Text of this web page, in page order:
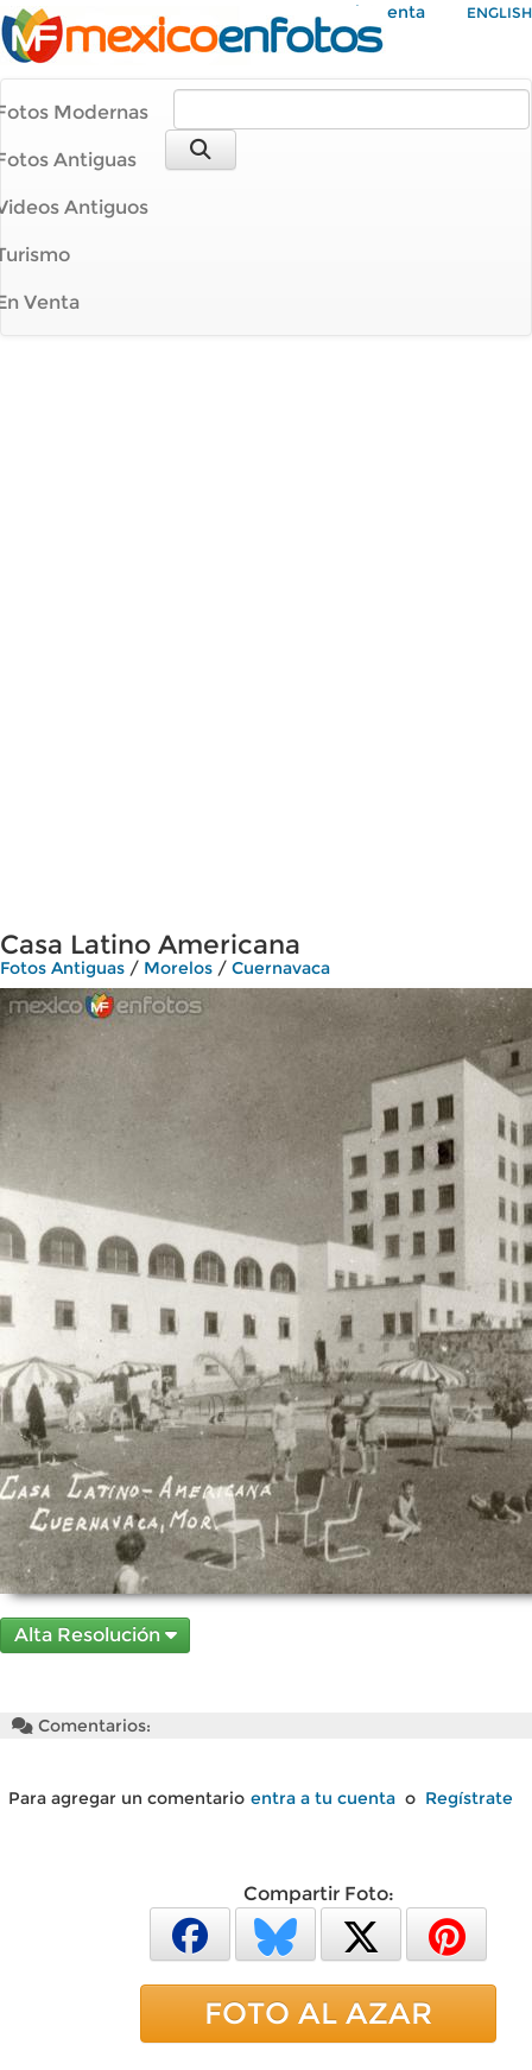
Mi Cuenta ENGLISH
Modernas
Antiguas
Antiguos
Venta
Casa Latino Americana
Fotos Antiguas / Morelos / Cuernavaca
Alta Resolución
Comentarios:
Para agregar un comentario entra a tu cuenta o Regístrate
Compartir Foto:
FOTO AL AZAR